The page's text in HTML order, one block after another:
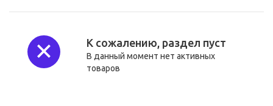
К сожалению, раздел пуст
В данный момент нет активных
товаров